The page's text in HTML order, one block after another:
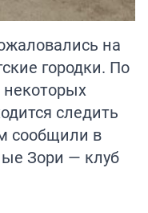
на
городки. По
некоторых
следить
сообщили в
Зори — клуб